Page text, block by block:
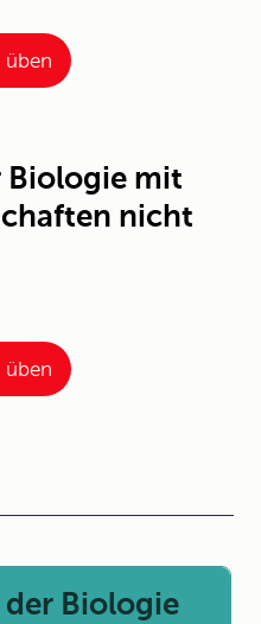
Biologie mit
nicht
Biologie